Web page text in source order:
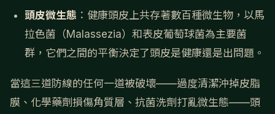
頭皮微生態 ：健康頭皮上共存著數百種微生物，以馬
拉色菌（Malassezia）和表皮葡萄球菌為主要菌
群，它們之間的平衡決定了頭皮是健康還是出問題。
當這三道防線的任何一道被破壞——過度清潔沖掉皮脂
膜、化學藥劑損傷角質層、抗菌洗劑打亂微生態——頭